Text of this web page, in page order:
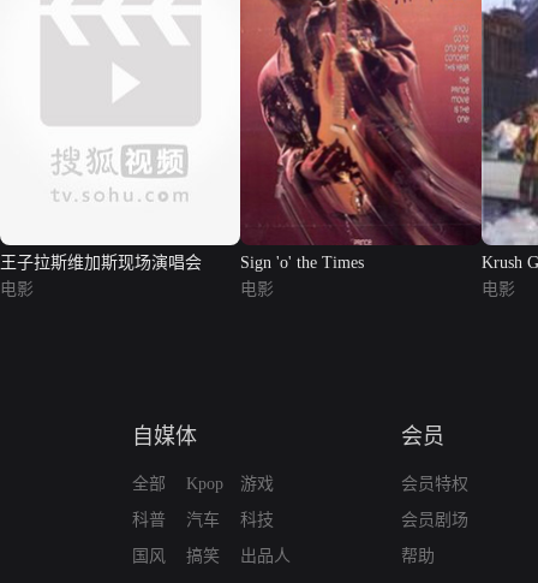
王子拉斯维加斯现场演唱会
电影
Sign 'o' the Times
电影
Krush
电影
自媒体
全部
科普
国风
Kpop
汽车
搞笑
游戏
科技
出品人
会员
会员特权
会员剧场
帮助